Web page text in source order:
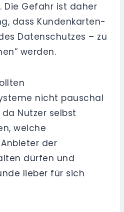
Die Gefahr ist daher
dass Kundenkarten-
Datenschutzes – zu
werden.
nicht pauschal
Nutzer selbst
welche
der
dürfen und
lieber für sich